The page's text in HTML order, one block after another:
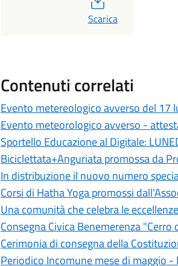
PDF
Scarica
Contenuti correlati
Evento metereologico avverso del
Evento meteorologico avverso -
Sportello Educazione al Digitale:
Biciclettata+Anguriata promossa da
In distribuzione il nuovo numero
Corsi di Hatha Yoga promossi
Una comunità che celebra le eccellenze
Consegna Civica Benemerenza
Cerimonia di consegna della
Periodico Incomune mese di maggio -